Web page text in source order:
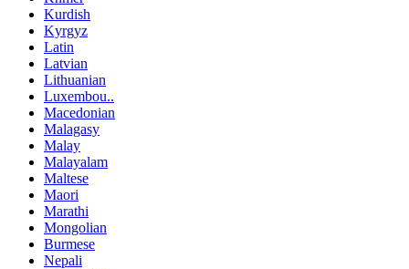
Kurdish
Kyrgyz
Latin
Latvian
Lithuanian
Luxembou..
Macedonian
Malagasy
Malay
Malayalam
Maltese
Maori
Marathi
Mongolian
Burmese
Nepali